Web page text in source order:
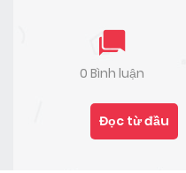
0 Bình luận
Đọc từ đầu